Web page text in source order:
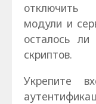
отключить
модули и
осталось ли
скриптов.
Укрепите